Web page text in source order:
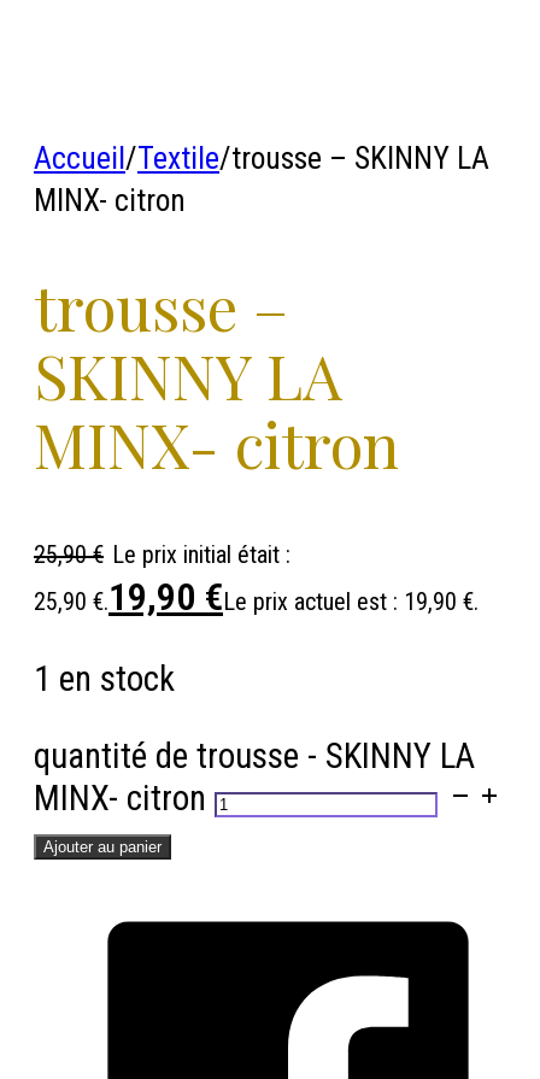
Accueil/Textile/trousse – SKINNY LA
MINX- citron
trousse –
SKINNY LA
MINX- citron
25,90€ Le prix initial était :
25,90 €.19,90 €Le prix actuel est : 19,90 €.
1 en stock
quantité de trousse - SKINNY LA
MINX- citron
Ajouter au panier